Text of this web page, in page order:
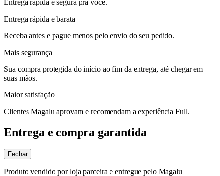
Entrega rápida e segura pra você.
Entrega rápida e barata
Receba antes e pague menos pelo envio do seu pedido.
Mais segurança
Sua compra protegida do início ao fim da entrega, até chegar em
suas mãos.
Maior satisfação
Clientes Magalu aprovam e recomendam a experiência Full.
Entrega e compra garantida
Fechar
Produto vendido por loja parceira e entregue pelo Magalu